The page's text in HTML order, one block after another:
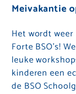
Meivakantie
Het wordt
Forte BSO’s!
leuke
kinderen een
de BSO